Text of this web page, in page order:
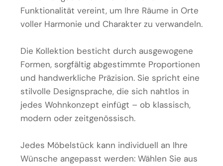
Funktionalität vereint, um Ihre Räume in Orte
voller Harmonie und Charakter zu verwandeln.
Die Kollektion besticht durch ausgewogene
Formen, sorgfältig abgestimmte Proportionen
und handwerkliche Präzision. Sie spricht eine
stilvolle Designsprache, die sich nahtlos in
jedes Wohnkonzept einfügt – ob klassisch,
modern oder zeitgenössisch.
Jedes Möbelstück kann individuell an Ihre
Wünsche angepasst werden: Wählen Sie aus